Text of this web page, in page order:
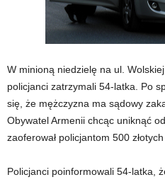
W minioną niedzielę na ul.
policjanci zatrzymali 54-latka. Po
się, że mężczyzna ma sądowy
Obywatel Armenii chcąc uniknąć
zaoferował policjantom 500 złotych
Policjanci poinformowali 54-latka,